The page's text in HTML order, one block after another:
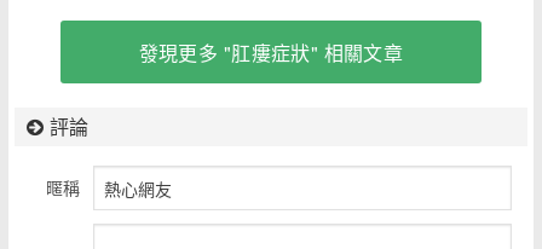
發現更多 "肛瘻症狀" 相關文章
評論
暱稱